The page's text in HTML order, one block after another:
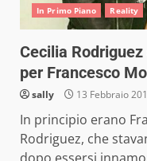
In Primo Piano Reality
Cecilia
per Francesco
sally 13 Febbraio
In principio erano
Rodriguez, che